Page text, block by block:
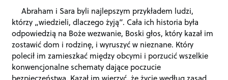
Abraham i Sara byli najlepszym przykładem ludzi,
którzy „wiedzieli, dlaczego żyją”. Cała ich historia była
odpowiedzią na Boże wezwanie, Boski głos, który kazał im
zostawić dom i rodzinę, i wyruszyć w nieznane. Który
polecił im zamieszkać między obcymi i porzucić wszelkie
konwencjonalne schematy dające poczucie